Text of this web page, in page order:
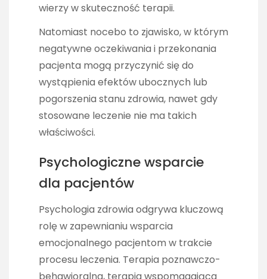
wierzy w skuteczność terapii.
Natomiast nocebo to zjawisko, w którym
negatywne oczekiwania i przekonania
pacjenta mogą przyczynić się do
wystąpienia efektów ubocznych lub
pogorszenia stanu zdrowia, nawet gdy
stosowane leczenie nie ma takich
właściwości.
Psychologiczne wsparcie
dla pacjentów
Psychologia zdrowia odgrywa kluczową
rolę w zapewnianiu wsparcia
emocjonalnego pacjentom w trakcie
procesu leczenia. Terapia poznawczo-
behawioralna, terapia wspomagająca